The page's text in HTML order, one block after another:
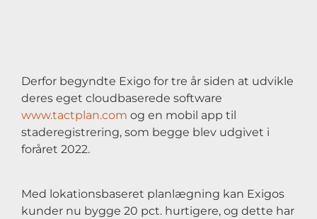
Derfor begyndte Exigo for tre år siden at udvikle
deres eget cloudbaserede software
www.tactplan.com og en mobil app til
staderegistrering, som begge blev udgivet i
foråret 2022.
Med lokationsbaseret planlægning kan Exigos
kunder nu bygge 20 pct. hurtigere, og dette har